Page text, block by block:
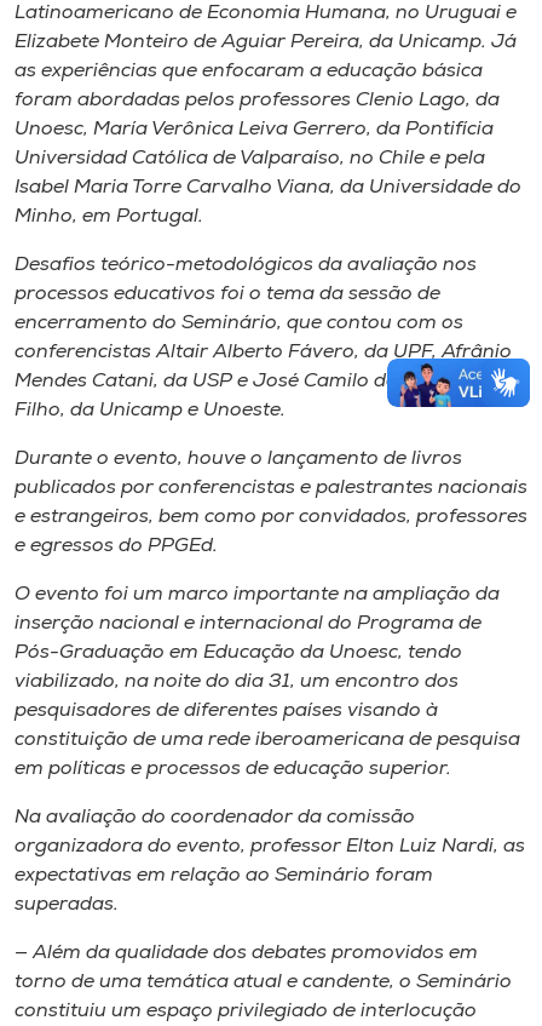
Latinoamericano de Economia Humana, no Uruguai e
Elizabete Monteiro de Aguiar Pereira, da Unicamp. Já
as experiências que enfocaram a educação básica
foram abordadas pelos professores Clenio Lago, da
Unoesc, María Verônica Leiva Gerrero, da Pontifícia
Universidad Católica de Valparaíso, no Chile e pela
Isabel Maria Torre Carvalho Viana, da Universidade do
Minho, em Portugal.
Desafios teórico-metodológicos da avaliação nos
processos educativos foi o tema da sessão de
encerramento do Seminário, que contou com os
conferencistas Altair Alberto Fávero, da UPF, Afrânio
Mendes Catani, da USP e José Camilo dos Santos
Filho, da Unicamp e Unoeste.
Durante o evento, houve o lançamento de livros
publicados por conferencistas e palestrantes nacionais
e estrangeiros, bem como por convidados, professores
e egressos do PPGEd.
O evento foi um marco importante na ampliação da
inserção nacional e internacional do Programa de
Pós-Graduação em Educação da Unoesc, tendo
viabilizado, na noite do dia 31, um encontro dos
pesquisadores de diferentes países visando à
constituição de uma rede iberoamericana de pesquisa
em políticas e processos de educação superior.
Na avaliação do coordenador da comissão
organizadora do evento, professor Elton Luiz Nardi, as
expectativas em relação ao Seminário foram
superadas.
— Além da qualidade dos debates promovidos em
torno de uma temática atual e candente, o Seminário
constituiu um espaço privilegiado de interlocução